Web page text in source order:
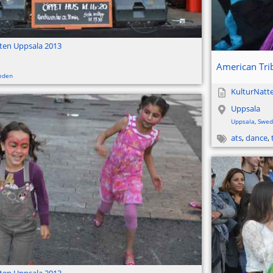
American
Uppsala
Uppsala
ats,dance,
Uppsala 2013